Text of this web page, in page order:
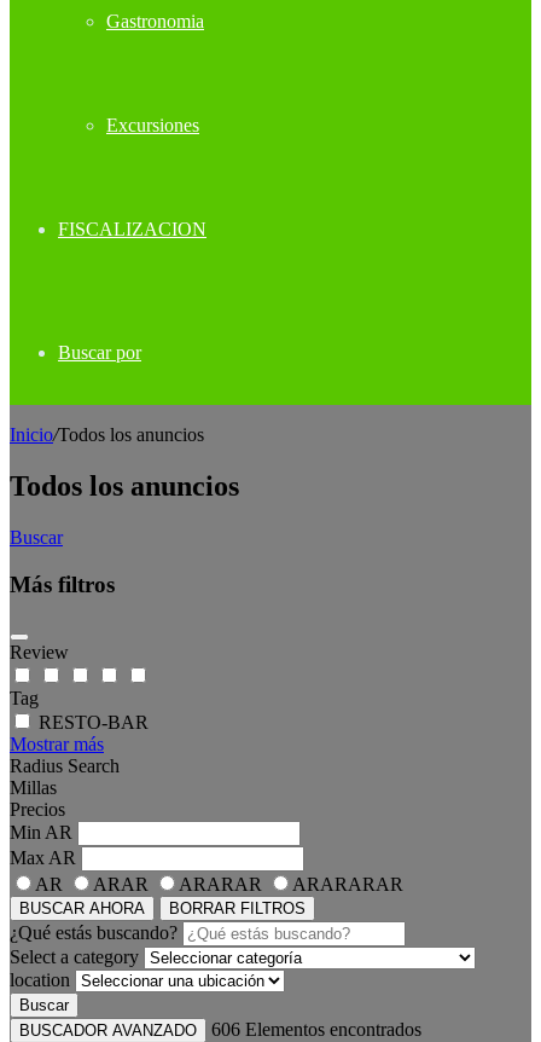
Gastronomia
Excursiones
FISCALIZACION
Buscar por
Inicio/Todos los anuncios
Todos los anuncios
Buscar
Más filtros
Review
Tag
RESTO-BAR
Mostrar más
Radius Search
Millas
Precios
Min AR
Max AR
AR
ARAR ARARAR ARARARAR
BUSCAR AHORA BORRAR FILTROS
¿Qué estás buscando?
Select a category
location
Buscar
BUSCADOR AVANZADO
606 Elementos encontrados